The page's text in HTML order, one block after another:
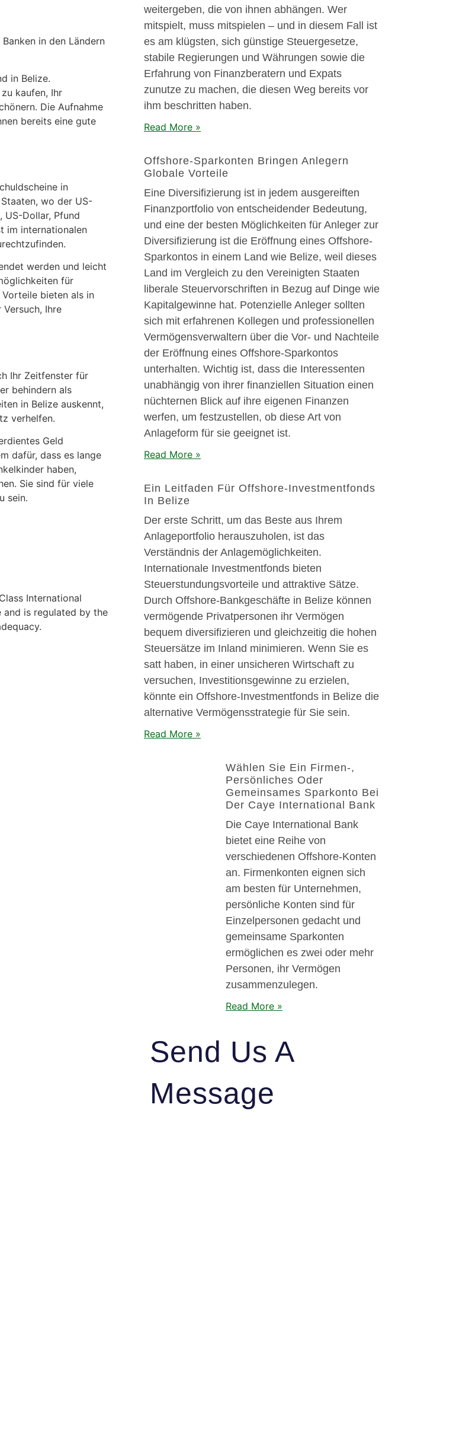
Banken in den Ländern
in Belize.
kaufen, Ihr
Die Aufnahme
bereits eine gute
in
wo der US-
US-Dollar, Pfund
im internationalen
werden und leicht
für
bieten als in
Ihre
Ihr Zeitfenster für
behindern als
in Belize auskennt,
verhelfen.
Geld
dafür, dass es lange
haben,
Sie sind für viele
sein.
International
and is regulated by the
weitergeben, die von ihnen abhängen. Wer
mitspielt, muss mitspielen – und in diesem Fall ist
es am klügsten, sich günstige Steuergesetze,
stabile Regierungen und Währungen sowie die
Erfahrung von Finanzberatern und Expats
zunutze zu machen, die diesen Weg bereits vor
ihm beschritten haben.
Read More »
Offshore-Sparkonten Bringen Anlegern
Globale Vorteile
Eine Diversifizierung ist in jedem ausgereiften
Finanzportfolio von entscheidender Bedeutung,
und eine der besten Möglichkeiten für Anleger zur
Diversifizierung ist die Eröffnung eines Offshore-
Sparkontos in einem Land wie Belize, weil dieses
Land im Vergleich zu den Vereinigten Staaten
liberale Steuervorschriften in Bezug auf Dinge wie
Kapitalgewinne hat. Potenzielle Anleger sollten
sich mit erfahrenen Kollegen und professionellen
Vermögensverwaltern über die Vor- und Nachteile
der Eröffnung eines Offshore-Sparkontos
unterhalten. Wichtig ist, dass die Interessenten
unabhängig von ihrer finanziellen Situation einen
nüchternen Blick auf ihre eigenen Finanzen
werfen, um festzustellen, ob diese Art von
Anlageform für sie geeignet ist.
Read More »
Ein Leitfaden Für Offshore-Investmentfonds
In Belize
Der erste Schritt, um das Beste aus Ihrem
Anlageportfolio herauszuholen, ist das
Verständnis der Anlagemöglichkeiten.
Internationale Investmentfonds bieten
Steuerstundungsvorteile und attraktive Sätze.
Durch Offshore-Bankgeschäfte in Belize können
vermögende Privatpersonen ihr Vermögen
bequem diversifizieren und gleichzeitig die hohen
Steuersätze im Inland minimieren. Wenn Sie es
satt haben, in einer unsicheren Wirtschaft zu
versuchen, Investitionsgewinne zu erzielen,
könnte ein Offshore-Investmentfonds in Belize die
alternative Vermögensstrategie für Sie sein.
Read More »
Wählen Sie Ein Firmen-,
Persönliches Oder
Gemeinsames Sparkonto Bei
Der Caye International Bank
Die Caye International Bank
bietet eine Reihe von
verschiedenen Offshore-Konten
an. Firmenkonten eignen sich
am besten für Unternehmen,
persönliche Konten sind für
Einzelpersonen gedacht und
gemeinsame Sparkonten
ermöglichen es zwei oder mehr
Personen, ihr Vermögen
zusammenzulegen.
Read More »
Send Us A
Message